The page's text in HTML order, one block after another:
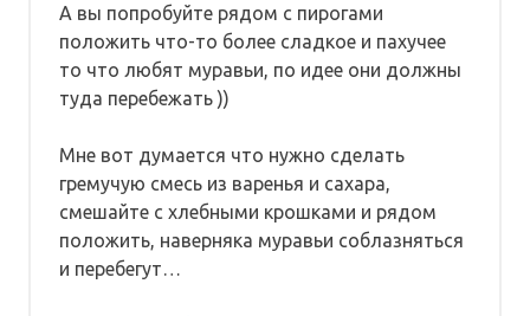
А вы попробуйте рядом с пирогами
положить что-то более сладкое и пахучее
то что любят муравьи, по идее они должны
туда перебежать ))
Мне вот думается что нужно сделать
гремучую смесь из варенья и сахара,
смешайте с хлебными крошками и рядом
положить, наверняка муравьи соблазняться
и перебегут…